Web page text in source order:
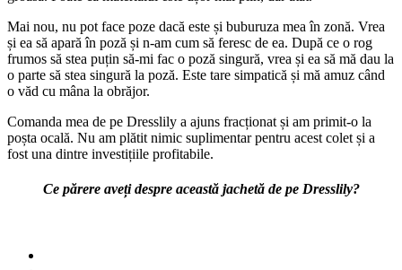
Mai nou, nu pot face poze dacă este și buburuza mea în zonă. Vrea
și ea să apară în poză și n-am cum să feresc de ea. După ce o rog
frumos să stea puțin să-mi fac o poză singură, vrea și ea să mă dau la
o parte să stea singură la poză. Este tare simpatică și mă amuz când
o văd cu mâna la obrăjor.
Comanda mea de pe Dresslily a ajuns fracționat și am primit-o la
poșta ocală. Nu am plătit nimic suplimentar pentru acest colet și a
fost una dintre investițiile profitabile.
Ce părere aveți despre această jachetă de pe Dresslily?